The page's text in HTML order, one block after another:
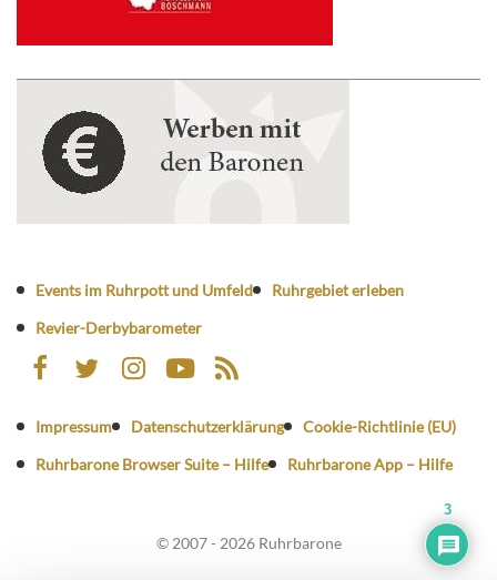
Events im Ruhrpott und Umfeld
Ruhrgebiet erleben
Revier-Derbybarometer
Impressum Datenschutzerklärung
Cookie-Richtlinie (EU)
Ruhrbarone Browser Suite – Hilfe
Ruhrbarone App – Hilfe
© 2007 - 2026 Ruhrbarone
3